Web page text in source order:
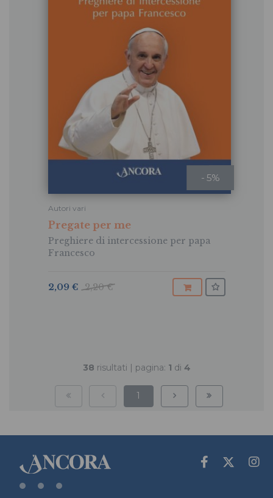
- 5%
Pregate per me
Preghiere di intercessione per papa
Francesco
Autori vari
2,20 €
2,09 €
38 risultati | pagina: 1 di 4
1